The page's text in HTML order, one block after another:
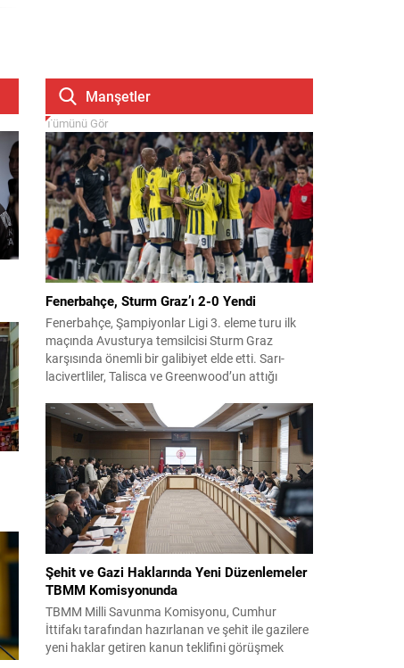
Manşetler
Tümünü Gör
Fenerbahçe, Sturm Graz’ı 2-0 Yendi
Fenerbahçe, Şampiyonlar Ligi 3. eleme turu ilk
maçında Avusturya temsilcisi Sturm Graz
karşısında önemli bir galibiyet elde etti. Sarı-
lacivertliler, Talisca ve Greenwood’un attığı
öncesi avantaj sağladı. Karşılaşma sonrası
takım yönetimi mücadeleyi değerlendirdi ve
gelecek planlarına dair bilgi verdi. Futboldan
sorumlu yönetici Cihan Kamer,...
Şehit ve Gazi Haklarında Yeni Düzenlemeler
TBMM Komisyonunda
TBMM Milli Savunma Komisyonu, Cumhur
İttifakı tarafından hazırlanan ve şehit ile gazilere
yeni haklar getiren kanun teklifini görüşmek